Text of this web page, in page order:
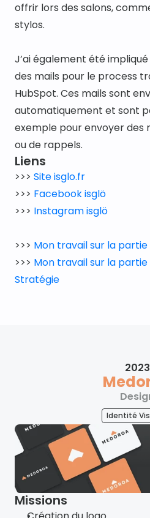
offrir lors des salons,
stylos.
J’ai également été
des mails pour le process
HubSpot. Ces mails sont
automatiquement et sont
exemple pour envoyer des
ou de rappels.
Liens
>>> Site isglo.fr
>>> Facebook isglö
>>> Instagram isglö
>>> Mon travail sur la partie
>>> Mon travail sur la
Stratégie
2023
Identité
Missions